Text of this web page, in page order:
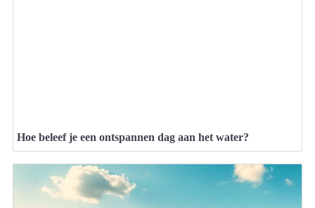
Hoe beleef je een ontspannen dag aan het water?